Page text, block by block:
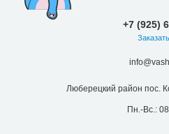
+7 (925)
Люберецкий район пос.
Пн.-Вс.: